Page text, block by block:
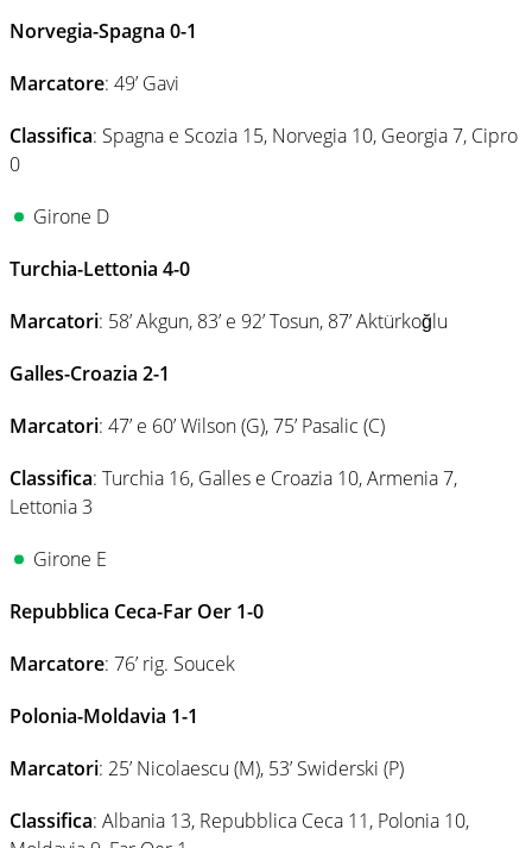
Norvegia-Spagna 0-1
Marcatore: 49’ Gavi
Classifica: Spagna e Scozia 15, Norvegia 10, Georgia 7, Cipro
0
Girone D
Turchia-Lettonia 4-0
Marcatori: 58’ Akgun, 83’ e 92’ Tosun, 87’ Aktürkoğlu
Galles-Croazia 2-1
Marcatori: 47’ e 60’ Wilson (G), 75’ Pasalic (C)
Classifica: Turchia 16, Galles e Croazia 10, Armenia 7,
Lettonia 3
Girone E
Repubblica Ceca-Far Oer 1-0
Marcatore: 76’ rig. Soucek
Polonia-Moldavia 1-1
Marcatori: 25’ Nicolaescu (M), 53’ Swiderski (P)
Classifica: Albania 13, Repubblica Ceca 11, Polonia 10,